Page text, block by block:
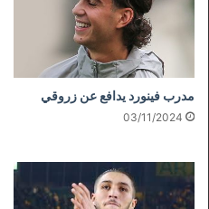
مدرب فينورد يدافع عن زروقي
03/11/2024